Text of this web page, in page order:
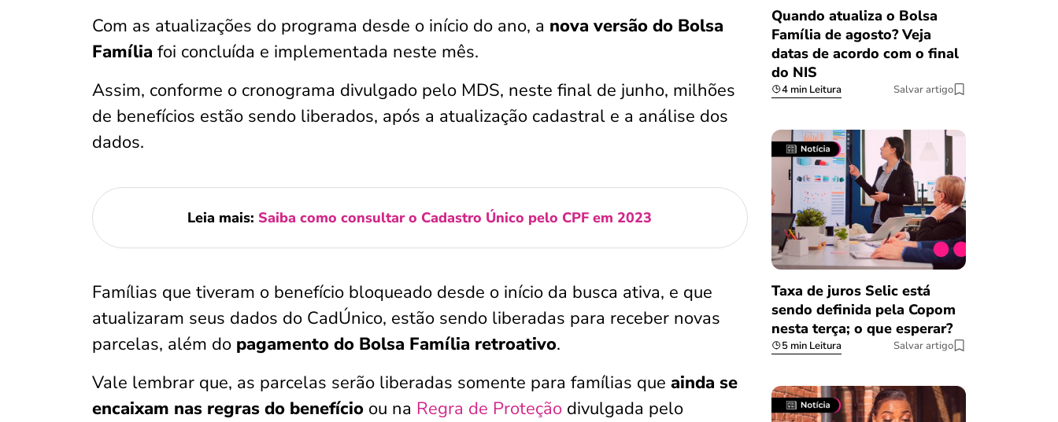
Com as atualizações do programa desde o início do ano, a nova versão do Bolsa
Família foi concluída e implementada neste mês.
Assim, conforme o cronograma divulgado pelo MDS, neste final de junho, milhões
de benefícios estão sendo liberados, após a atualização cadastral e a análise dos
dados.
Leia mais: Saiba como consultar o Cadastro Único pelo CPF em 2023
Famílias que tiveram o benefício bloqueado desde o início da busca ativa, e que
atualizaram seus dados do CadÚnico, estão sendo liberadas para receber novas
parcelas, além do pagamento do Bolsa Família retroativo.
Vale lembrar que, as parcelas serão liberadas somente para famílias que ainda se
encaixam nas regras do benefício ou na Regra de Proteção divulgada pelo
Quando atualiza o Bolsa
Família de agosto? Veja
datas de acordo com o final
do NIS
4 min Leitura Salvar artigo
Taxa de juros Selic está
sendo definida pela Copom
nesta terça; o que esperar?
5 min Leitura Salvar artigo